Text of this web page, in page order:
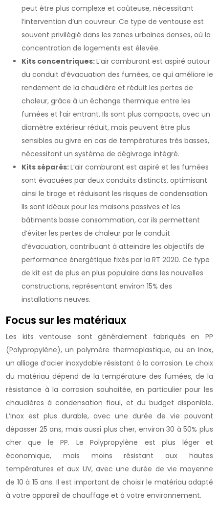
peut être plus complexe et coûteuse, nécessitant
l’intervention d’un couvreur. Ce type de ventouse est
souvent privilégié dans les zones urbaines denses, où la
concentration de logements est élevée.
Kits concentriques:L’air comburant est aspiré autour
du conduit d’évacuation des fumées, ce qui améliore le
rendement de la chaudière et réduit les pertes de
chaleur, grâce à un échange thermique entre les
fumées et l’air entrant. Ils sont plus compacts, avec un
diamètre extérieur réduit, mais peuvent être plus
sensibles au givre en cas de températures très basses,
nécessitant un système de dégivrage intégré.
Kits séparés:L’air comburant est aspiré et les fumées
sont évacuées par deux conduits distincts, optimisant
ainsi le tirage et réduisant les risques de condensation.
Ils sont idéaux pour les maisons passives et les
bâtiments basse consommation, car ils permettent
d’éviter les pertes de chaleur par le conduit
d’évacuation, contribuant à atteindre les objectifs de
performance énergétique fixés par la RT 2020. Ce type
de kit est de plus en plus populaire dans les nouvelles
constructions, représentant environ 15% des
installations neuves.
Focus sur les matériaux
Les kits ventouse sont généralement fabriqués en PP
(Polypropylène), un polymère thermoplastique, ou en Inox,
un alliage d’acier inoxydable résistant à la corrosion. Le choix
du matériau dépend de la température des fumées, de la
résistance à la corrosion souhaitée, en particulier pour les
chaudières à condensation fioul, et du budget disponible.
L’Inox est plus durable, avec une durée de vie pouvant
dépasser 25 ans, mais aussi plus cher, environ 30 à 50% plus
cher que le PP. Le Polypropylène est plus léger et
économique, mais moins résistant aux hautes
températures et aux UV, avec une durée de vie moyenne
de 10 à 15 ans. Il est important de choisir le matériau adapté
à votre appareil de chauffage et à votre environnement.